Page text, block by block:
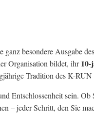
ganz besondere Ausgabe
Organisation bildet, ihr10-
Tradition des K-RUN
Entschlossenheit sein. Ob
– jeder Schritt, den Sie